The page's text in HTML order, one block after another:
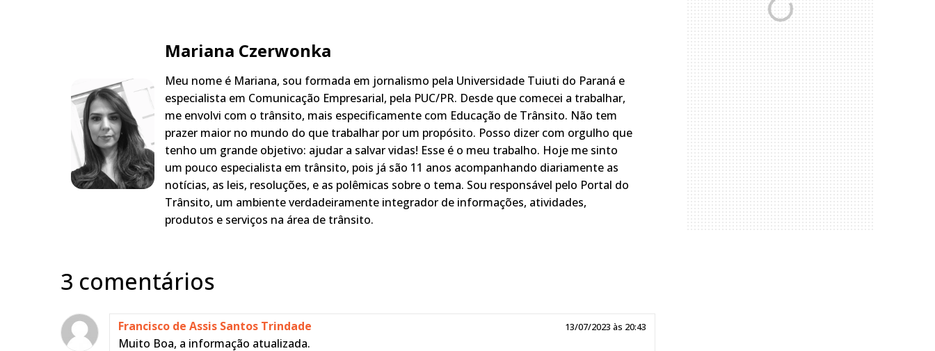
Mariana Czerwonka
Meu nome é Mariana, sou formada em jornalismo pela Universidade Tuiuti do Paraná e
especialista em Comunicação Empresarial, pela PUC/PR. Desde que comecei a trabalhar,
me envolvi com o trânsito, mais especificamente com Educação de Trânsito. Não tem
prazer maior no mundo do que trabalhar por um propósito. Posso dizer com orgulho que
tenho um grande objetivo: ajudar a salvar vidas! Esse é o meu trabalho. Hoje me sinto
um pouco especialista em trânsito, pois já são 11 anos acompanhando diariamente as
notícias, as leis, resoluções, e as polêmicas sobre o tema. Sou responsável pelo Portal do
Trânsito, um ambiente verdadeiramente integrador de informações, atividades,
produtos e serviços na área de trânsito.
3 comentários
Francisco de Assis Santos Trindade 13/07/2023 às 20:43
Muito Boa, a informação atualizada.